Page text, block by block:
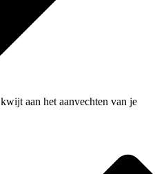
kwijt aan het aanvechten van je